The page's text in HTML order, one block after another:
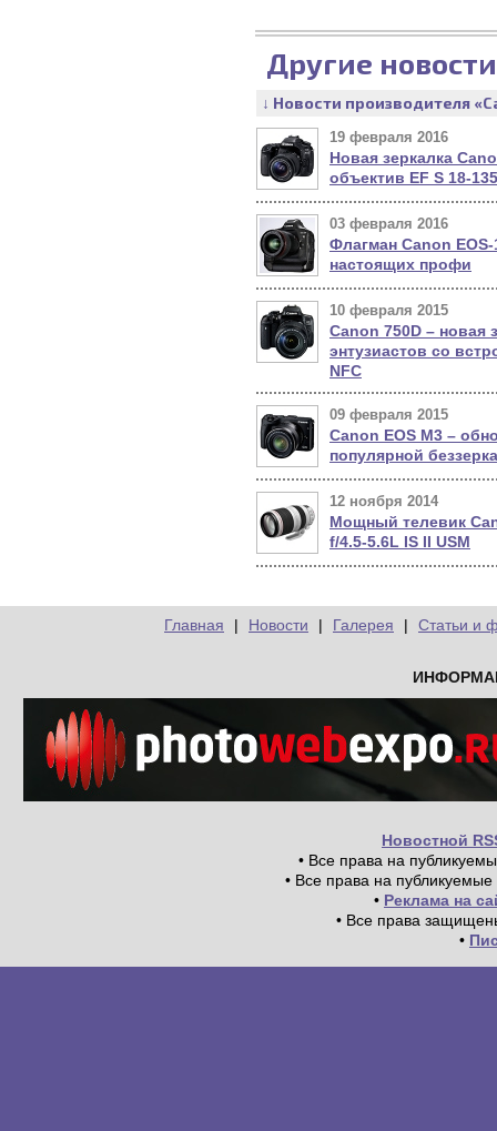
Другие
↓ Новости производителя
19 февраля 2016
Новая зеркалка
объектив EF S 18-
03 февраля 2016
Флагман Canon
настоящих профи
10 февраля 2015
Canon 750D – новая
энтузиастов со
NFC
09 февраля 2015
Canon EOS M3 –
популярной
12 ноября 2014
Мощный телевик
f/4.5-5.6L IS II USM
Главная | Новости | Галерея | Статьи и
Новостной
• Все права на
• Все права на
• Реклама на
• Все права
•